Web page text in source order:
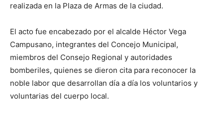
realizada en la Plaza de Armas de la ciudad.
El acto fue encabezado por el alcalde Héctor Vega
Campusano, integrantes del Concejo Municipal,
miembros del Consejo Regional y autoridades
bomberiles, quienes se dieron cita para reconocer la
noble labor que desarrollan día a día los voluntarios y
voluntarias del cuerpo local.